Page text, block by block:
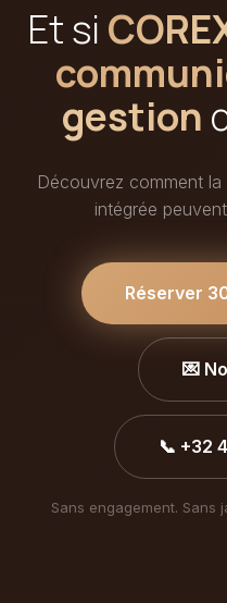
Et si
gestion
Découvrez comment
intégrée
Réserver
💌
📞 +32
Sans engagement. Sans